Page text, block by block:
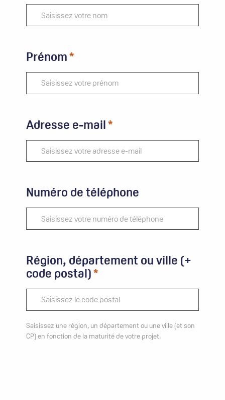
Prénom
Adresse e-mail
Numéro de téléphone
Région, département ou ville (+
code postal)
Saisissez une région, un département ou une ville (et son
CP) en fonction de la maturité de votre projet.